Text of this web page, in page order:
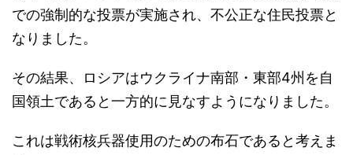
での強制的な投票が実施され、不公正な住民投票と
なりました。
その結果、ロシアはウクライナ南部・東部4州を自
国領土であると一方的に見なすようになりました。
これは戦術核兵器使用のための布石であると考えま